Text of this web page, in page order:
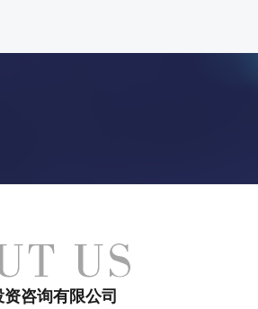
咨询有限公司